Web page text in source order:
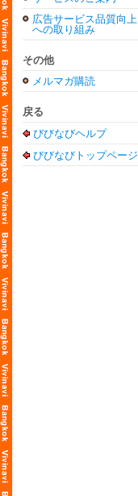
広告サービス品質向上
への取り組み
その他
メルマガ購読
戻る
びびなびヘルプ
びびなびトップページ